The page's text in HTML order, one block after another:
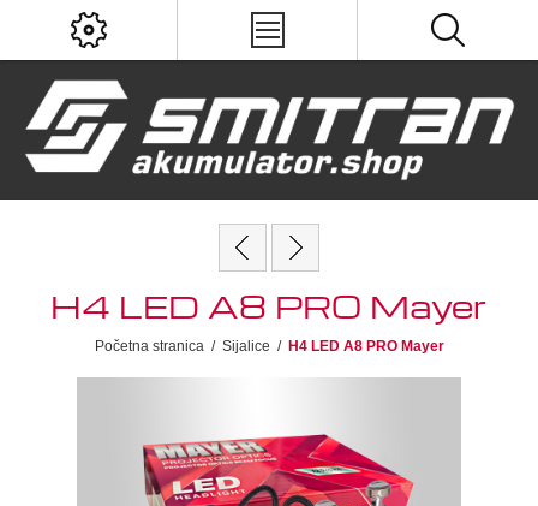
H4 LED A8 PRO Mayer
Početna stranica / Sijalice / H4 LED A8 PRO Mayer